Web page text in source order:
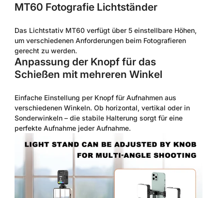
MT60 Fotografie Lichtständer
Das Lichtstativ MT60 verfügt über 5 einstellbare Höhen,
um verschiedenen Anforderungen beim Fotografieren
gerecht zu werden.
Anpassung der Knopf für das
Schießen mit mehreren Winkel
Einfache Einstellung per Knopf für Aufnahmen aus
verschiedenen Winkeln. Ob horizontal, vertikal oder in
Sonderwinkeln – die stabile Halterung sorgt für eine
perfekte Aufnahme jeder Aufnahme.